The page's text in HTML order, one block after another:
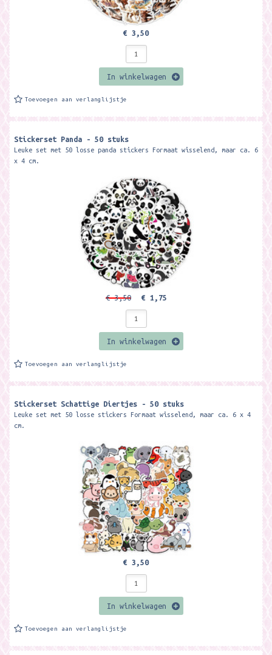
€ 3,50
In winkelwagen
Toevoegen aan verlanglijstje
Stickerset Panda - 50 stuks
Leuke set met 50 losse panda stickers Formaat wisselend, maar ca. 6
x 4 cm.
€ 3,50 € 1,75
In winkelwagen
Toevoegen aan verlanglijstje
Stickerset Schattige Diertjes - 50 stuks
Leuke set met 50 losse stickers Formaat wisselend, maar ca. 6 x 4
cm.
€ 3,50
In winkelwagen
Toevoegen aan verlanglijstje